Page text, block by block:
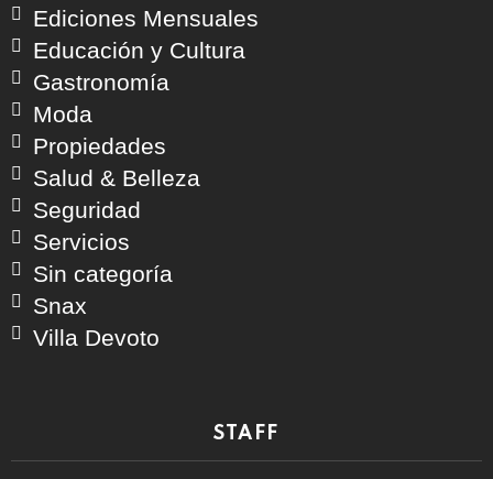
Ediciones Mensuales
Educación y Cultura
Gastronomía
Moda
Propiedades
Salud & Belleza
Seguridad
Servicios
Sin categoría
Snax
Villa Devoto
STAFF